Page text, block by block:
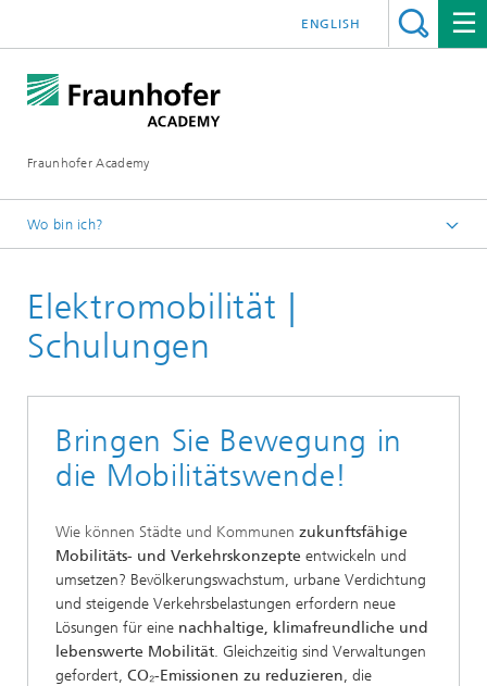
Fraunhofer Academy
ENGLISH
Wo bin ich?
Weiterbildung
Energiewende
Elektromobilität |
Schulungen
Bringen Sie Bewegung in
die Mobilitätswende!
Wie können Städte und Kommunen zukunftsfähige
Mobilitäts- und Verkehrskonzepte entwickeln und
umsetzen? Bevölkerungswachstum, urbane Verdichtung
und steigende Verkehrsbelastungen erfordern neue
Lösungen für eine nachhaltige, klimafreundliche und
lebenswerte Mobilität. Gleichzeitig sind Verwaltungen
gefordert, CO₂-Emissionen zu reduzieren, die